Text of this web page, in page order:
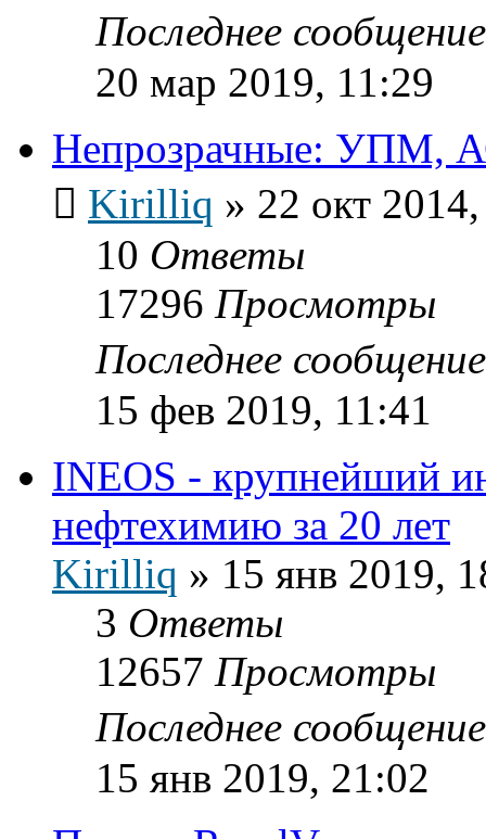
Последнее
20 мар 2019, 11:29
Непрозрачные: УПМ,
Kirilliq » 22 окт
10 Ответы
17296 Просмотры
Последнее
15 фев 2019, 11:41
INEOS - крупнейший
нефтехимию за 20 лет
Kirilliq » 15 янв 2019,
3 Ответы
12657 Просмотры
Последнее
15 янв 2019, 21:02